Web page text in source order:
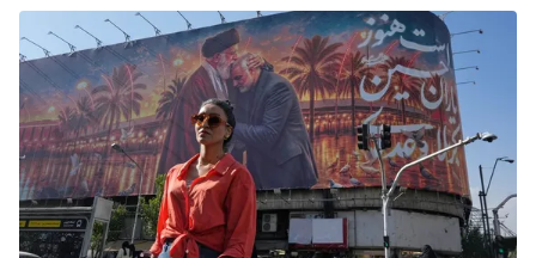
Video Shorts video
VTV Money VTV Thể thao
VTV Sức khoẻ Bất động sản
Thị trường 24h Tấm lòng Việt